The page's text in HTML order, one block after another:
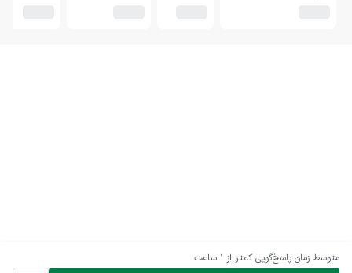
متوسط زمان پاسخ‌گویی کمتر از 1 ساعت